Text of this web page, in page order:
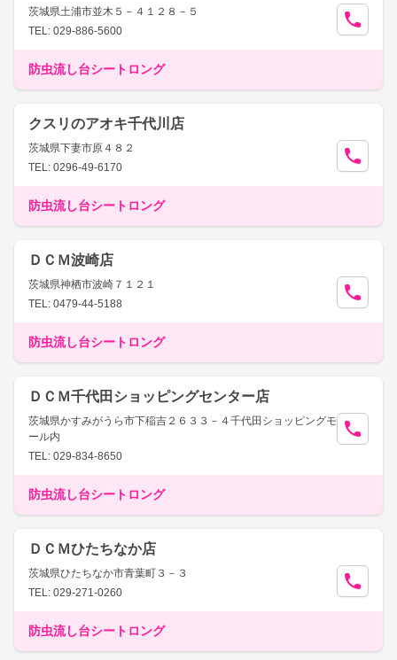
茨城県土浦市並木５－４１２８－５
TEL: 029-886-5600
防虫流し台シートロング
クスリのアオキ千代川店
茨城県下妻市原４８２
TEL: 0296-49-6170
防虫流し台シートロング
ＤＣＭ波崎店
茨城県神栖市波崎７１２１
TEL: 0479-44-5188
防虫流し台シートロング
ＤＣＭ千代田ショッピングセンター店
茨城県かすみがうら市下稲吉２６３３－４千代田ショッピングモ
ール内
TEL: 029-834-8650
防虫流し台シートロング
ＤＣＭひたちなか店
茨城県ひたちなか市青葉町３－３
TEL: 029-271-0260
防虫流し台シートロング